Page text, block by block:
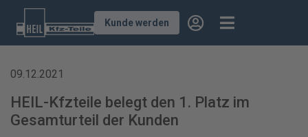
Kunde werden
09.12.2021
HEIL-Kfzteile belegt den 1. Platz im
Gesamturteil der Kunden